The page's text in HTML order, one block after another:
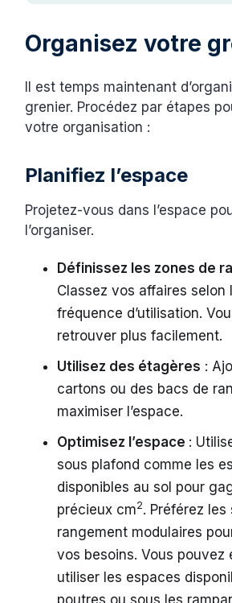
Organisez votre
Il est temps maintenant
grenier. Procédez par étapes
votre organisation :
Planifiez l’espace
Projetez-vous dans l’espace
l’organiser.
Définissez les zones de
Classez vos affaires selon
fréquence d’utilisation.
retrouver plus facilement.
Utilisez des étagères :
cartons ou des bacs de
maximiser l’espace.
Optimisez l’espace :
sous plafond comme les
disponibles au sol pour
précieux cm2. Préférez
rangement modulaires
vos besoins. Vous pouvez
utiliser les espaces
poutres ou sous les